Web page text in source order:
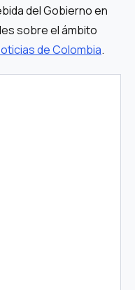
del Gobierno en
sobre el ámbito
de Colombia.